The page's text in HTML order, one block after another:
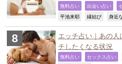
無料占い 出会い占い
平池来耶 縁結び 身近
エッチ占い｜あの
チしたくなる状況
無料占い セックス占い